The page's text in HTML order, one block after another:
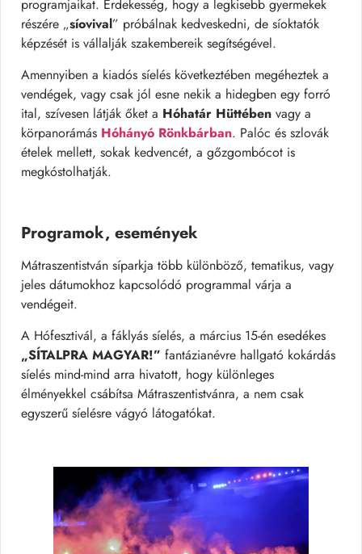
programjaikat. Érdekesség, hogy a legkisebb gyermekek
részére „síovival” próbálnak kedveskedni, de síoktatók
képzését is vállalják szakembereik segítségével.
Amennyiben a kiadós síelés következtében megéheztek a
vendégek, vagy csak jól esne nekik a hidegben egy forró
ital, szívesen látják őket a Hóhatár Hüttében vagy a
körpanorámás Hóhányó Rönkbárban. Palóc és szlovák
ételek mellett, sokak kedvencét, a gőzgombócot is
megkóstolhatják.
Programok, események
Mátraszentistván síparkja több különböző, tematikus, vagy
jeles dátumokhoz kapcsolódó programmal várja a
vendégeit.
A Hófesztivál, a fáklyás síelés, a március 15-én esedékes
„SÍTALPRA MAGYAR!” fantázianévre hallgató kokárdás
síelés mind-mind arra hivatott, hogy különleges
élményekkel csábítsa Mátraszentistvánra, a nem csak
egyszerű síelésre vágyó látogatókat.